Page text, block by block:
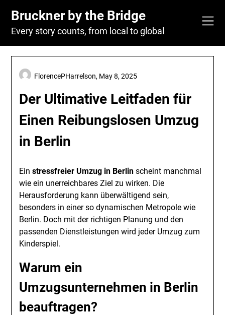
content
Bruckner by the Bridge
Every story counts, from local to global
Der Ultimative Leitfaden für
Einen Reibungslosen Umzug
in Berlin
FlorencePHarrelson, May 8, 2025
Einstressfreier Umzug in Berlin scheint manchmal
wie ein unerreichbares Ziel zu wirken. Die
Herausforderung kann überwältigend sein,
besonders in einer so dynamischen Metropole wie
Berlin. Doch mit der richtigen Planung und den
passenden Dienstleistungen wird jeder Umzug zum
Kinderspiel.
Warum ein
Umzugsunternehmen in Berlin
beauftragen?